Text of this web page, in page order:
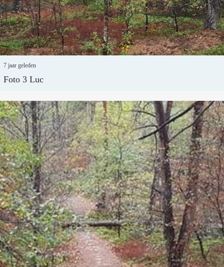
7 jaar geleden
Foto 3 Luc